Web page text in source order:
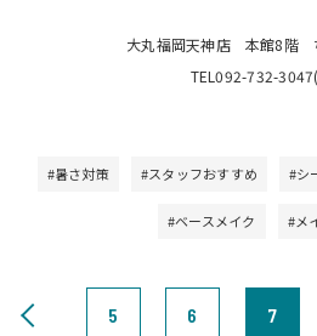
大丸福岡天神店 本館8階
TEL092-732-
#暑さ対策 #スタッフおすすめ #シ
#ベースメイク #メ
5 6 7